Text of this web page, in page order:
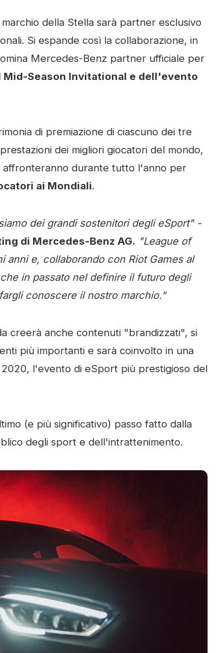
della Stella sarà partner esclusivo
Si espande così la collaborazione, in
Mercedes-Benz partner ufficiale per
Mid-Season Invitational e dell'evento
di premiazione di ciascuno dei tre
dei migliori giocatori del mondo,
affronteranno durante tutto l'anno per
ai Mondiali.
dei grandi sostenitori degli eSport" -
di Mercedes-Benz AG. "League of
e, collaborando con Riot Games al
in passato nel definire il futuro degli
conoscere il nostro marchio."
creerà anche contenuti "brandizzati", si
più importanti e sarà coinvolto in una
l'evento di eSport più prestigioso del
(e più significativo) passo fatto dalla
degli sport e dell'intrattenimento.